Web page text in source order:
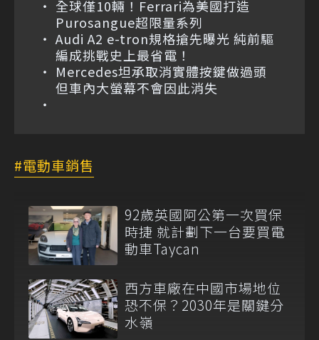
全球僅10輛！Ferrari為美國打造
Purosangue超限量系列
Audi A2 e-tron規格搶先曝光 純前驅
編成挑戰史上最省電！
Mercedes坦承取消實體按鍵做過頭
但車內大螢幕不會因此消失
電動車銷售
92歲英國阿公第一次買保
時捷 就計劃下一台要買電
動車Taycan
西方車廠在中國市場地位
恐不保？2030年是關鍵分
水嶺